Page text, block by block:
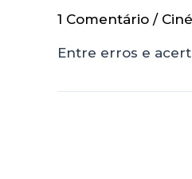
1 Comentário /
Entre erros e